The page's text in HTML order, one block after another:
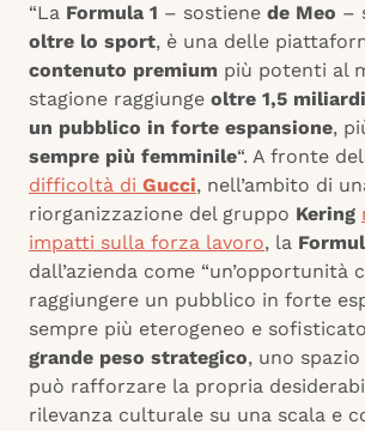
“La Formula 1 – sostiene de Meo –
oltre lo sport, è una delle
contenuto premium più potenti al
stagione raggiunge oltre 1,5
un pubblico in forte espansione,
sempre più femminile“. A fronte
difficoltà di Gucci, nell’ambito di
riorganizzazione del gruppo Kering
impatti sulla forza lavoro, la
dall’azienda come “un’opportunità
raggiungere un pubblico in forte
sempre più eterogeneo e
grande peso strategico, uno
può rafforzare la propria
rilevanza culturale su una scala e